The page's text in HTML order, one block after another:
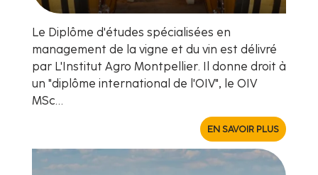
Le Diplôme d'études spécialisées en
management de la vigne et du vin est délivré
par L'Institut Agro Montpellier. Il donne droit à
un "diplôme international de l'OIV", le OIV
MSc…
EN SAVOIR PLUS